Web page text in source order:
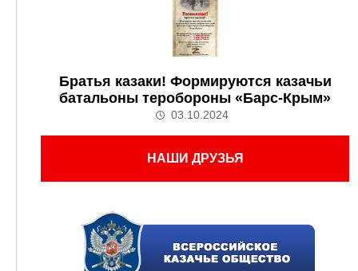
Братья казаки! Формируются казачьи
батальоны теробороны «Барс-Крым»
03.10.2024
НАШИ ДРУЗЬЯ